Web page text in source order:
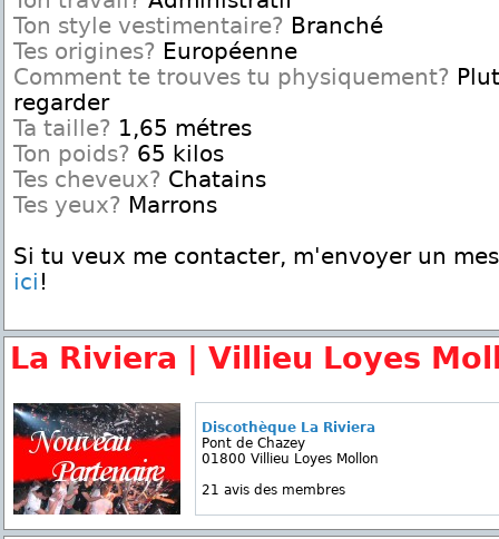
Ton style vestimentaire? Branché
Tes origines? Européenne
Comment te trouves tu physiquement?
regarder
Ta taille? 1,65 métres
Ton poids? 65 kilos
Tes cheveux? Chatains
Tes yeux? Marrons
Si tu veux me contacter, m'envoyer un
ici !
La Riviera | Villieu Loyes
Discothèque La Riviera
Pont de Chazey
01800 Villieu Loyes Mollon
21 avis des membres